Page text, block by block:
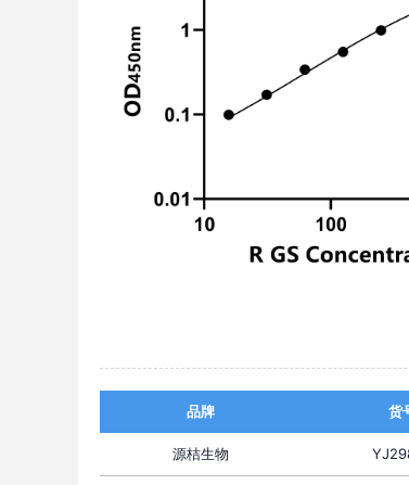
品牌 货
源桔生物